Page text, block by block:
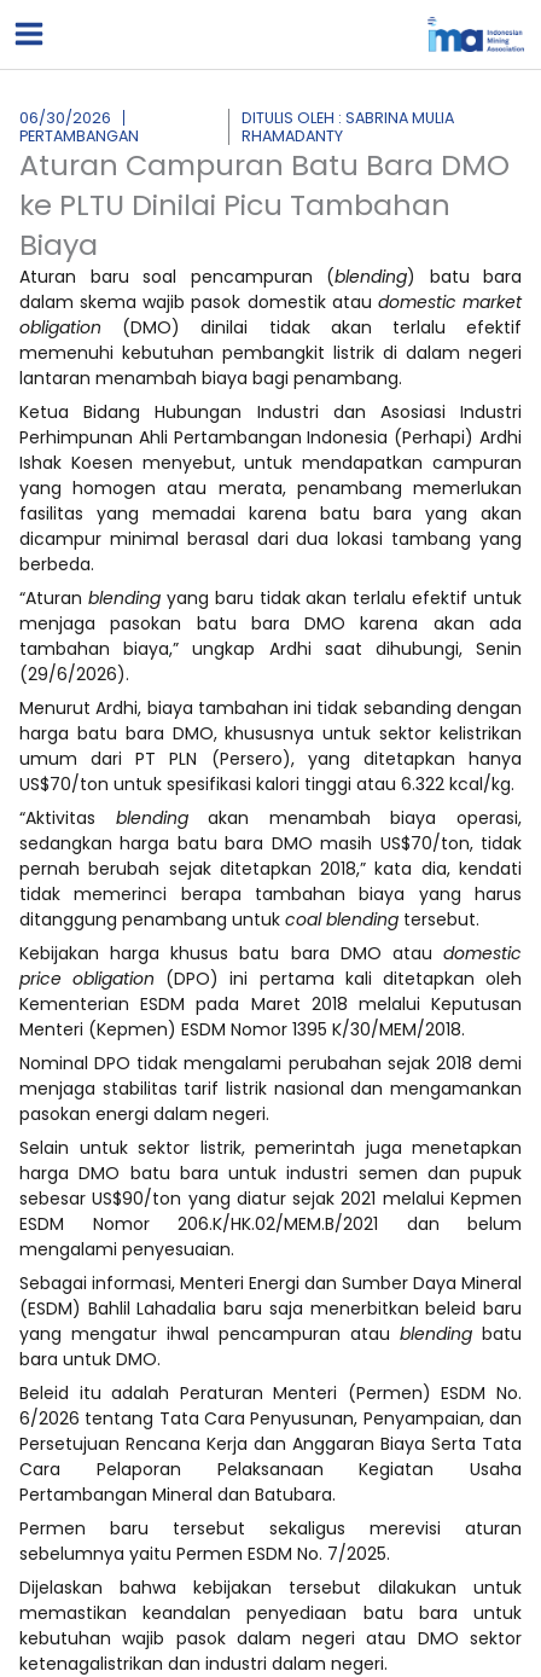
ke
06/30/2026
PERTAMBANGAN
DITULIS OLEH : SABRINA MULIA
RHAMADANTY
Aturan Campuran Batu Bara DMO
ke PLTU Dinilai Picu Tambahan
Biaya
Aturan baru soal pencampuran (blending) batu bara
dalam skema wajib pasok domestik atau domestic market
obligation (DMO) dinilai tidak akan terlalu efektif
memenuhi kebutuhan pembangkit listrik di dalam negeri
lantaran menambah biaya bagi penambang.
Ketua Bidang Hubungan Industri dan Asosiasi Industri
Perhimpunan Ahli Pertambangan Indonesia (Perhapi) Ardhi
Ishak Koesen menyebut, untuk mendapatkan campuran
yang homogen atau merata, penambang memerlukan
fasilitas yang memadai karena batu bara yang akan
dicampur minimal berasal dari dua lokasi tambang yang
berbeda.
“Aturan blendingyang baru tidak akan terlalu efektif untuk
menjaga pasokan batu bara DMO karena akan ada
tambahan biaya,” ungkap Ardhi saat dihubungi, Senin
(29/6/2026).
Menurut Ardhi, biaya tambahan ini tidak sebanding dengan
harga batu bara DMO, khususnya untuk sektor kelistrikan
umum dari PT PLN (Persero), yang ditetapkan hanya
US$70/ton untuk spesifikasi kalori tinggi atau 6.322 kcal/kg.
“Aktivitas blendingakan menambah biaya operasi,
sedangkan harga batu bara DMO masih US$70/ton, tidak
pernah berubah sejak ditetapkan 2018,” kata dia, kendati
tidak memerinci berapa tambahan biaya yang harus
ditanggung penambang untuk coal blending tersebut.
Kebijakan harga khusus batu bara DMO atau domestic
price obligation (DPO) ini pertama kali ditetapkan oleh
Kementerian ESDM pada Maret 2018 melalui Keputusan
Menteri (Kepmen) ESDM Nomor 1395 K/30/MEM/2018.
Nominal DPO tidak mengalami perubahan sejak 2018 demi
menjaga stabilitas tarif listrik nasional dan mengamankan
pasokan energi dalam negeri.
Selain untuk sektor listrik, pemerintah juga menetapkan
harga DMO batu bara untuk industri semen dan pupuk
sebesar US$90/ton yang diatur sejak 2021 melalui Kepmen
ESDM Nomor 206.K/HK.02/MEM.B/2021 dan belum
mengalami penyesuaian.
Sebagai informasi, Menteri Energi dan Sumber Daya Mineral
(ESDM) Bahlil Lahadalia baru saja menerbitkan beleid baru
yang mengatur ihwal pencampuran atau blending batu
bara untuk DMO.
Beleid itu adalah Peraturan Menteri (Permen) ESDM No.
6/2026 tentang Tata Cara Penyusunan, Penyampaian, dan
Persetujuan Rencana Kerja dan Anggaran Biaya Serta Tata
Cara Pelaporan Pelaksanaan Kegiatan Usaha
Pertambangan Mineral dan Batubara.
Permen baru tersebut sekaligus merevisi aturan
sebelumnya yaitu Permen ESDM No. 7/2025.
Dijelaskan bahwa kebijakan tersebut dilakukan untuk
memastikan keandalan penyediaan batu bara untuk
kebutuhan wajib pasok dalam negeri atau DMO sektor
ketenagalistrikan dan industri dalam negeri.